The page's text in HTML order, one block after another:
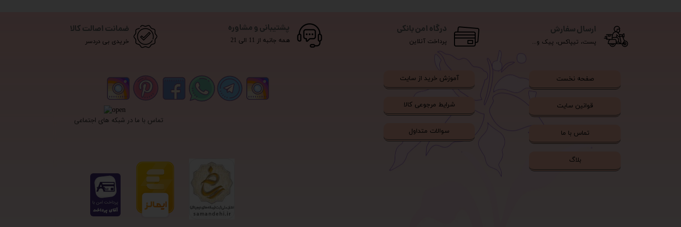
ارسال سفارش
پست، تیپاکس، پیک و...
درگاه امن بانکی
پرداخت آنلاین
پشتیبانی و مشاوره
همه جانبه از 11 الی 21
ضمانت اصالت کالا
خریدی بی دردسر
تماس با ما در شبکه های اجتماعی
صفحه نخست
قوانین سایت
تماس با ما
بلاگ
آموزش خرید از سایت
شرایط مرجوعی کالا
سوالات متداول